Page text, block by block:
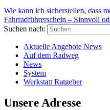
Wie kann ich sicherstellen, dass
Fahrradführerschein – Sinnvoll
Suchen nach:
Aktuelle Angebote News
Auf dem Radweg
News
System
Werkstatt Ratgeber
Unsere Adresse